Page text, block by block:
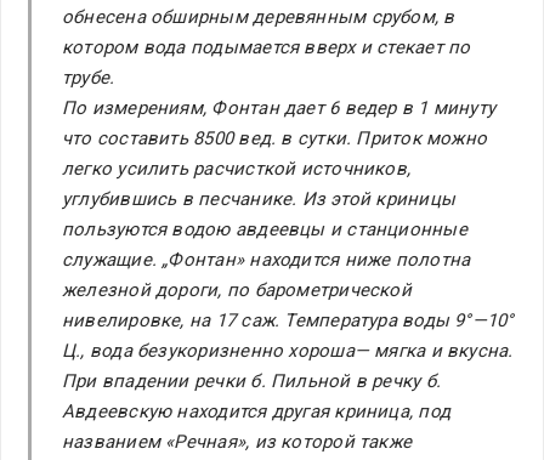
обнесена обширным деревянным срубом, в
котором вода подымается вверх и стекает по
трубе.
По измерениям, Фонтан дает 6 ведер в 1 минуту
что составить 8500 вед. в сутки. Приток можно
легко усилить расчисткой источников,
углубившись в песчанике. Из этой криницы
пользуются водою авдеевцы и станционные
служащие. „Фонтан» находится ниже полотна
железной дороги, по барометрической
нивелировке, на 17 саж. Температура воды 9°—10°
Ц., вода безукоризненно хороша— мягка и вкусна.
При впадении речки б. Пильной в речку б.
Авдеевскую находится другая криница, под
названием «Речная», из которой также